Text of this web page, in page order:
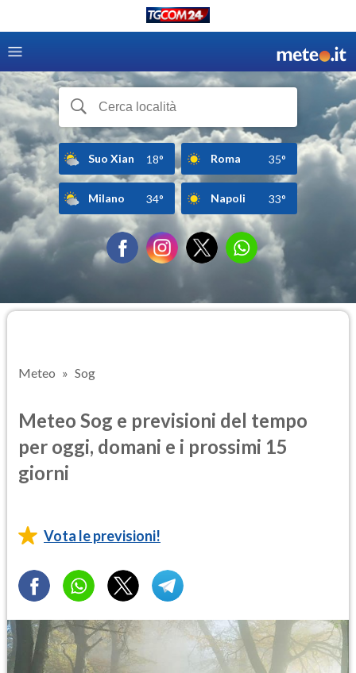
Suo Xian 18° Roma 35°
Milano 34° Napoli 33°
Meteo Sog
Meteo Sog e previsioni del tempo
per oggi, domani e i prossimi 15
giorni
Vota le previsioni!